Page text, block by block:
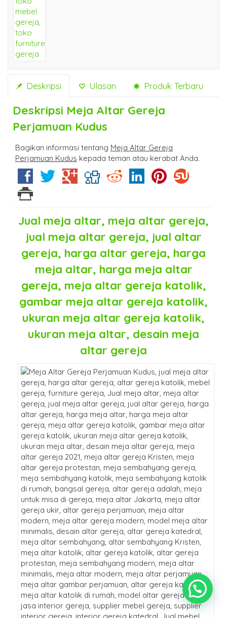
Deskripsi Ulasan Produk Terbaru
Deskripsi Meja Altar Gereja
Perjamuan Kudus
Bagikan informasi tentang Meja Altar Gereja
Perjamuan Kudus kepada teman atau kerabat Anda.
Jual meja altar, meja altar gereja,
jual meja altar gereja, jual altar
gereja, harga altar gereja, harga
meja altar, harga meja altar
gereja, meja altar gereja katolik,
gambar meja altar gereja katolik,
ukuran meja altar gereja katolik,
ukuran meja altar, desain meja
altar gereja